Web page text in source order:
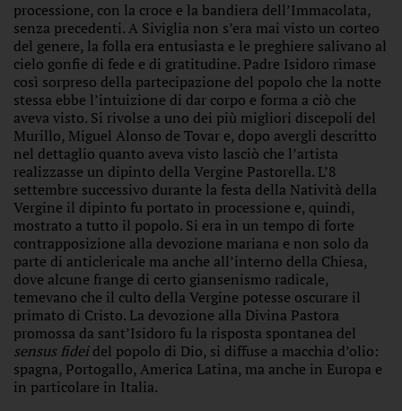
processione, con la croce e la bandiera dell’Immacolata,
senza precedenti. A Siviglia non s’era mai visto un corteo
del genere, la folla era entusiasta e le preghiere salivano al
cielo gonfie di fede e di gratitudine. Padre Isidoro rimase
così sorpreso della partecipazione del popolo che la notte
stessa ebbe l’intuizione di dar corpo e forma a ciò che
aveva visto. Si rivolse a uno dei più migliori discepoli del
Murillo, Miguel Alonso de Tovar e, dopo avergli descritto
nel dettaglio quanto aveva visto lasciò che l’artista
realizzasse un dipinto della Vergine Pastorella. L’8
settembre successivo durante la festa della Natività della
Vergine il dipinto fu portato in processione e, quindi,
mostrato a tutto il popolo. Si era in un tempo di forte
contrapposizione alla devozione mariana e non solo da
parte di anticlericale ma anche all’interno della Chiesa,
dove alcune frange di certo giansenismo radicale,
temevano che il culto della Vergine potesse oscurare il
primato di Cristo. La devozione alla Divina Pastora
promossa da sant’Isidoro fu la risposta spontanea del
sensus fideidel popolo di Dio, si diffuse a macchia d’olio:
spagna, Portogallo, America Latina, ma anche in Europa e
in particolare in Italia.